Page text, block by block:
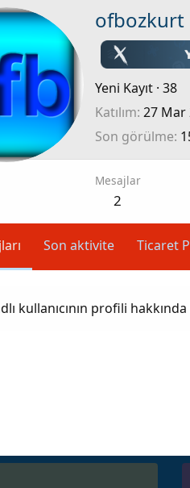
ofbozkurt
Yeni Kayıt · 38
Katılım 27 Mar
Son görülme
Mesajlar
2
Son aktivite Ticaret
kullanıcının profili